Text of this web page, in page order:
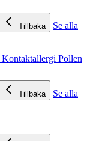
Tillbaka
Se alla
Kontaktallergi Pollen
Tillbaka
Se alla